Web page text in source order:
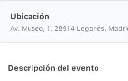
Ubicación
Av. Museo, 1, 28914 Leganés,
Descripción del evento